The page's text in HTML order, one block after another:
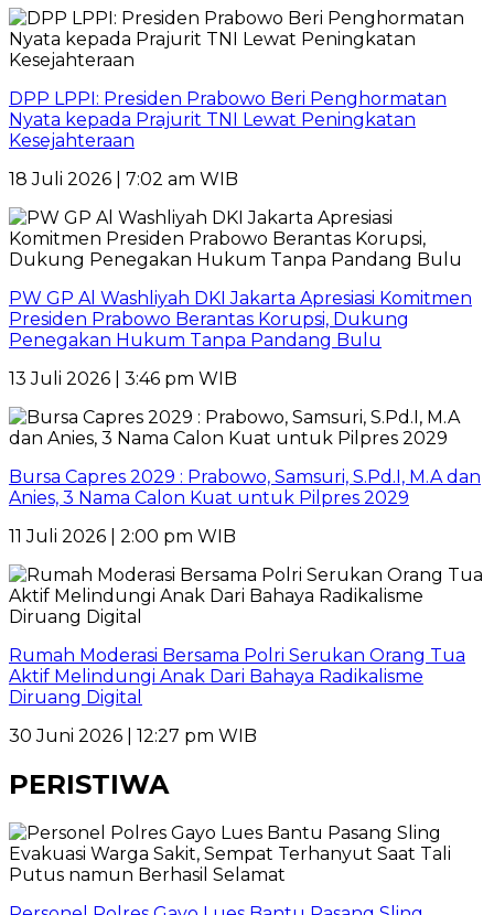
DPP LPPI: Presiden Prabowo Beri Penghormatan
Nyata kepada Prajurit TNI Lewat Peningkatan
Kesejahteraan
18 Juli 2026 | 7:02 am WIB
PW GP Al Washliyah DKI Jakarta Apresiasi Komitmen
Presiden Prabowo Berantas Korupsi, Dukung
Penegakan Hukum Tanpa Pandang Bulu
13 Juli 2026 | 3:46 pm WIB
Bursa Capres 2029 : Prabowo, Samsuri, S.Pd.I, M.A dan
Anies, 3 Nama Calon Kuat untuk Pilpres 2029
11 Juli 2026 | 2:00 pm WIB
Rumah Moderasi Bersama Polri Serukan Orang Tua
Aktif Melindungi Anak Dari Bahaya Radikalisme
Diruang Digital
30 Juni 2026 | 12:27 pm WIB
PERISTIWA